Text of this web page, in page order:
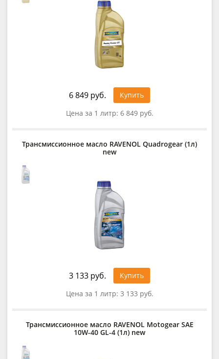
6 849 руб.
Купить
Цена за 1 литр: 6 849 руб.
Трансмиссионное масло RAVENOL Quadrogear (1л)
new
3 133 руб.
Купить
Цена за 1 литр: 3 133 руб.
Трансмиссионное масло RAVENOL Motogear SAE
10W-40 GL-4 (1л) new